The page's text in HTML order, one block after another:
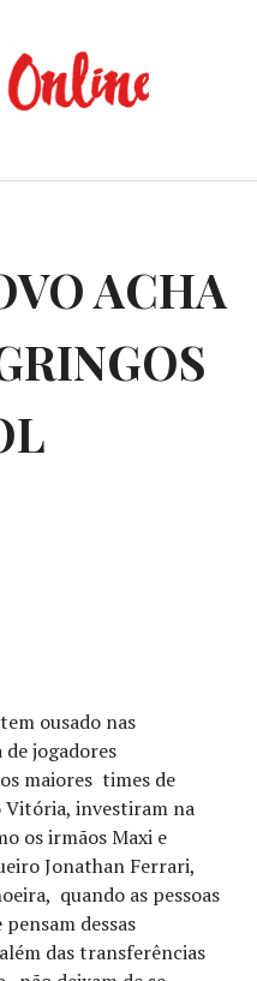
Reverso
ACHA
ousado nas
jogadores
maiores times de
Vitória, investiram na
os irmãos Maxi e
Jonathan Ferrari,
quando as pessoas
dessas
das transferências